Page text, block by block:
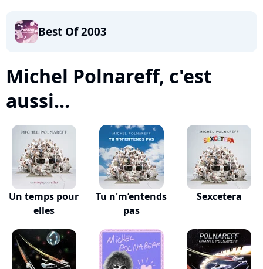
Best Of 2003
Michel Polnareff, c'est
aussi...
Un temps pour
elles
Tu n'm’entends
pas
Sexcetera